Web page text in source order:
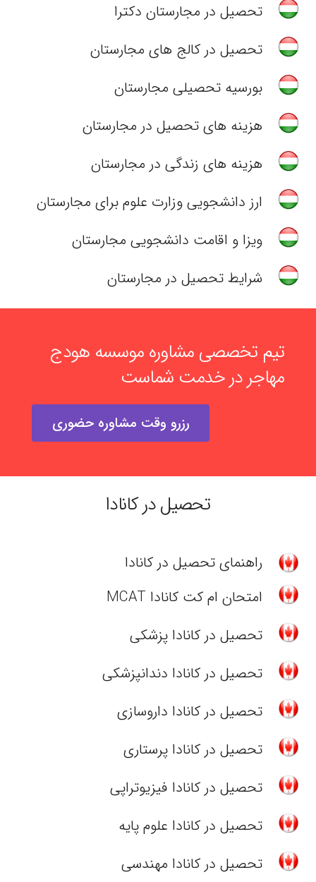
تحصیل در مجارستان دکترا
تحصیل در کالج های مجارستان
بورسیه تحصیلی مجارستان
هزینه های تحصیل در مجارستان
هزینه های زندگی در مجارستان
ارز دانشجویی وزارت علوم برای مجارستان
ویزا و اقامت دانشجویی مجارستان
شرایط تحصیل در مجارستان
تیم تخصصی مشاوره موسسه هودج
مهاجر در خدمت شماست
رزرو وقت مشاوره حضوری
تحصیل در کانادا
راهنمای تحصیل در کانادا
امتحان ام کت کانادا MCAT
تحصیل در کانادا پزشکی
تحصیل در کانادا دندانپزشکی
تحصیل در کانادا داروسازی
تحصیل در کانادا پرستاری
تحصیل در کانادا فیزیوتراپی
تحصیل در کانادا علوم پایه
تحصیل در کانادا مهندسی